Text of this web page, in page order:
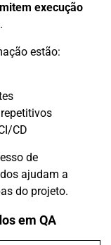
execução
.
estão:
CD
de
ajudam a
do projeto.
em QA